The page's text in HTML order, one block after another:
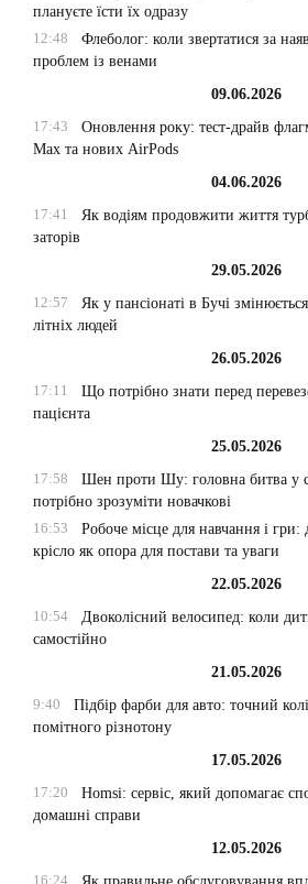
плануєте їсти їх одразу
12:48
Флеболог: коли звертатися за
проблем із венами
09.06.2026
17:43
Оновлення року: тест-драйв
Max та нових AirPods
04.06.2026
17:41
Як водіям продовжити життя
заторів
29.05.2026
12:57
Як у пансіонаті в Бучі
літніх людей
26.05.2026
17:11
Що потрібно знати перед
пацієнта
25.05.2026
17:58
Шен проти Шу: головна битва у
потрібно зрозуміти новачкові
16:53
Робоче місце для навчання і
крісло як опора для постави та уваги
22.05.2026
10:54
Двоколісний велосипед: коли
самостійно
21.05.2026
9:40
Підбір фарби для авто: точний
помітного різнотону
17.05.2026
17:20
Homsi: сервіс, який допомагає
домашні справи
12.05.2026
16:24